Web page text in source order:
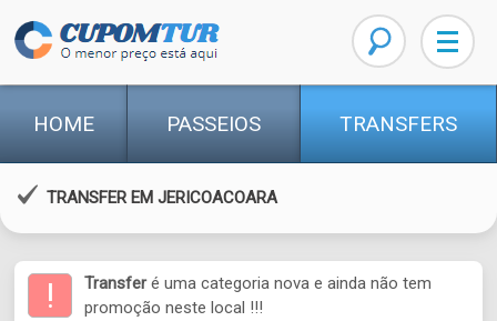
HOME PASSEIOS TRANSFERS
TRANSFER EM JERICOACOARA
! Transferé uma categoria nova e ainda não tem
promoção neste local !!!